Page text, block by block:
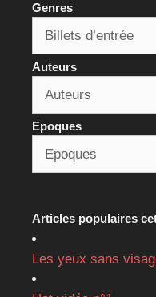
Genres
Auteurs
Epoques
Articles populaires
Les yeux sans